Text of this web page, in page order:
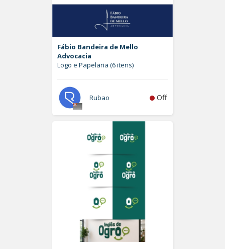
Fábio Bandeira de Mello
Advocacia
Logo e Papelaria (6 itens)
Rubao Off